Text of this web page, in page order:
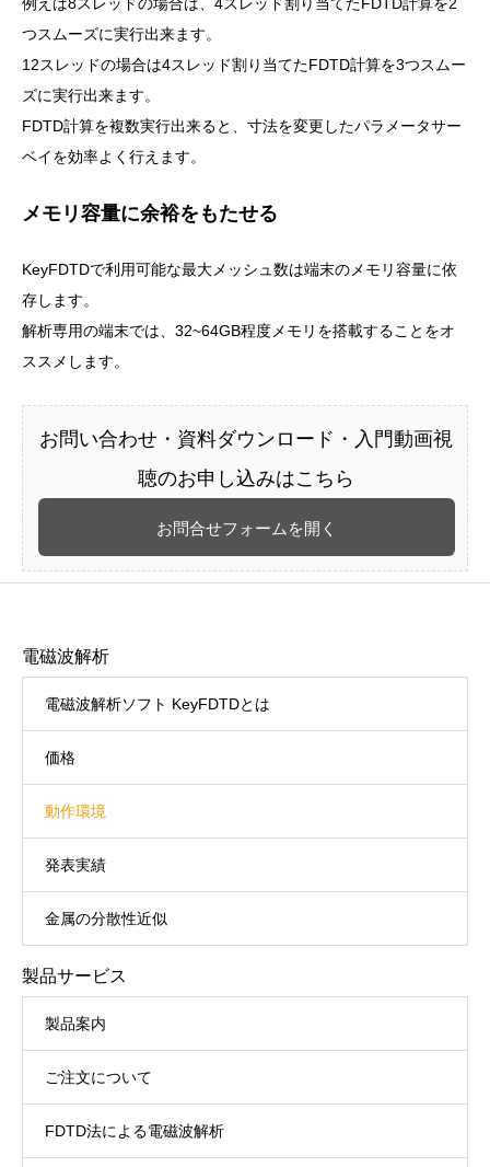
つスムーズに実行出来ます。
12スレッドの場合は4スレッド割り当てたFDTD計算を3つスムー
ズに実行出来ます。
FDTD計算を複数実行出来ると、寸法を変更したパラメータサー
ベイを効率よく行えます。
メモリ容量に余裕をもたせる
KeyFDTDで利用可能な最大メッシュ数は端末のメモリ容量に依
存します。
解析専用の端末では、32~64GB程度メモリを搭載することをオ
ススメします。
お問い合わせ・資料ダウンロード・入門動画視
聴のお申し込みはこちら
お問合せフォームを開く
電磁波解析
電磁波解析ソフト KeyFDTDとは
価格
動作環境
発表実績
金属の分散性近似
製品サービス
製品案内
ご注文について
FDTD法による電磁波解析